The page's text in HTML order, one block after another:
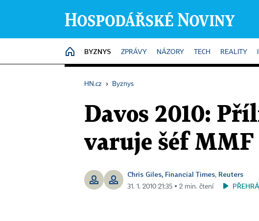
HOME
BYZNYS ZPRÁVY NÁZORY TECH REALITY
HN.cz › Byznys
Davos 2010:
varuje šéf
Chris Giles, Financial Times, Reuters
31. 1. 2010 21:35 ▪ 2 min. čtení